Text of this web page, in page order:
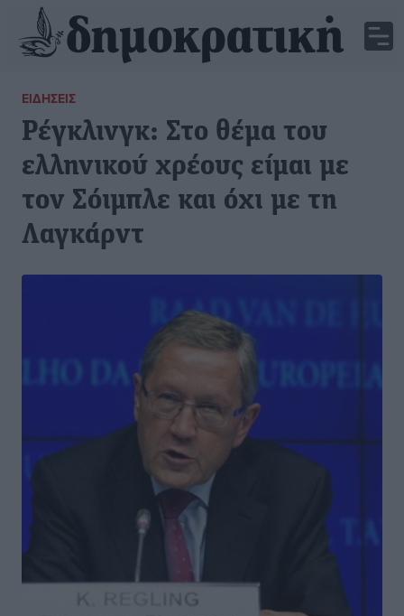
ΕΙΔΉΣΕΙΣ
Ρέγκλινγκ: Στο θέμα του
ελληνικού χρέους είμαι με
τον Σόιμπλε και όχι με τη
Λαγκάρντ